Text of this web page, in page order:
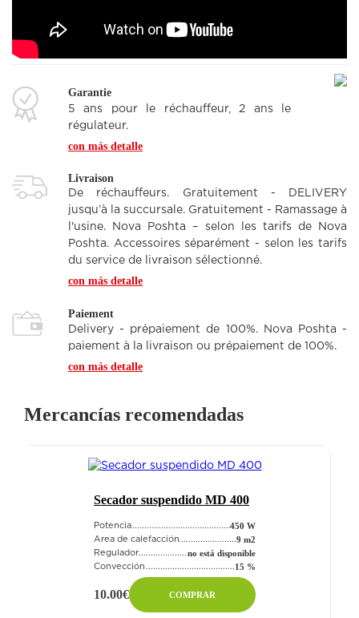
139.00€Garantie
5 ans pour le réchauffeur, 2 ans le
régulateur.
con más detalle
Livraison
De réchauffeurs. Gratuitement - DELIVERY
jusqu’à la succursale. Gratuitement - Ramassage à
l'usine. Nova Poshta – selon les tarifs de Nova
Poshta. Accessoires séparément - selon les tarifs
du service de livraison sélectionné.
con más detalle
Paiement
Delivery - prépaiement de 100%. Nova Poshta -
paiement à la livraison ou prépaiement de 100%.
con más detalle
Mercancías recomendadas
Programador terneo pro-z
Potencia
Área de calefacción
Regulador
Convección
85.47€